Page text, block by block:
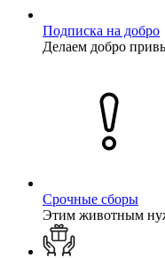
Подписка на добро
Делаем добро
Срочные сборы
Этим животным